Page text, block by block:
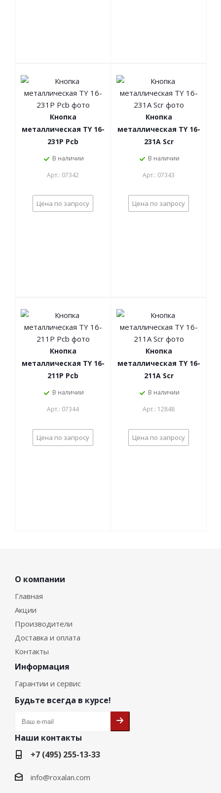
Кнопка
металлическая TY 16-
231P Pcb
В наличии
Арт.: 07342
Цена по запросу
Кнопка
металлическая TY 16-
231A Scr
В наличии
Арт.: 07343
Цена по запросу
Кнопка
металлическая TY 16-
211P Pcb
В наличии
Арт.: 07344
Цена по запросу
Кнопка
металлическая TY 16-
211A Scr
В наличии
Арт.: 12848
Цена по запросу
О компании
Главная
Акции
Производители
Доставка и оплата
Контакты
Информация
Гарантии и сервис
Будьте всегда в курсе!
Наши контакты
+7 (495) 255-13-33
info@roxalan.com